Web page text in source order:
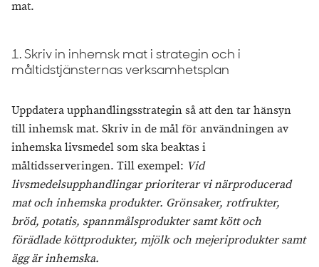
mat.
1. Skriv in inhemsk mat i strategin och i
måltidstjänsternas verksamhetsplan
Uppdatera upphandlingsstrategin så att den tar hänsyn
till inhemsk mat. Skriv in de mål för användningen av
inhemska livsmedel som ska beaktas i
måltidsserveringen. Till exempel: Vid
livsmedelsupphandlingar prioriterar vi närproducerad
mat och inhemska produkter. Grönsaker, rotfrukter,
bröd, potatis, spannmålsprodukter samt kött och
förädlade köttprodukter, mjölk och mejeriprodukter samt
ägg är inhemska.